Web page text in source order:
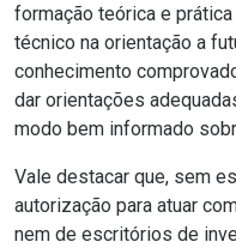
formação teórica e
técnico na orientação a
conhecimento
dar orientações
modo bem informado
Vale destacar que, sem
autorização para atuar
nem de escritórios de